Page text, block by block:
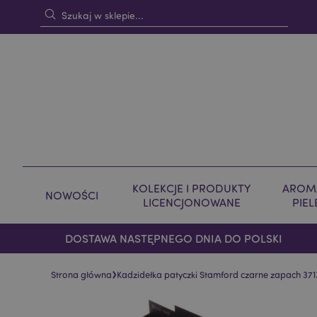
NOWOŚCI
KOLEKCJE I PRODUKTY
LICENCJONOWANE
DOSTAWA NASTĘPNEGO DNIA DO POLSKI
Strona główna›Kadzidełka patyczki Stamford czarne zapach